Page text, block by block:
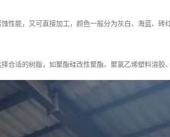
性能，又可直接加工，颜色一般分为灰白、海蓝、
合适的树脂，如聚酯硅改性聚酯、聚氯乙烯塑料溶胶